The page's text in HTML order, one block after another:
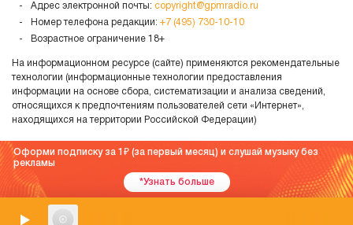
Адрес электронной почты: copyright@gpmradio.ru
Номер телефона редакции: +7 (495) 730-10-10
Возрастное ограничение 18+
На информационном ресурсе (сайте) применяются рекомендательные
технологии (информационные технологии предоставления
информации на основе сбора, систематизации и анализа сведений,
относящихся к предпочтениям пользователей сети «Интернет»,
находящихся на территории Российской Федерации)
Оформи подписку за 1
(за первый месяц) и слушай музыку без
рекламы
*Узнать больше